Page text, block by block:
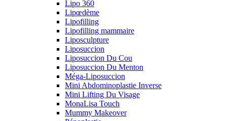
Lipo 360
Lipœdème
Lipofilling
Lipofilling mammaire
Liposculpture
Liposuccion
Liposuccion Du Cou
Liposuccion Du Menton
Méga-Liposuccion
Mini Abdominoplastie Inverse
Mini Lifting Du Visage
MonaLisa Touch
Mummy Makeover